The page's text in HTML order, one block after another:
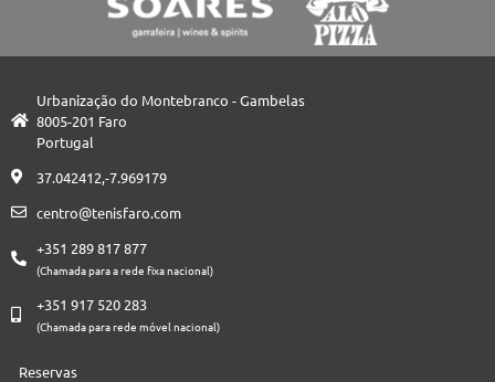
Urbanização do Montebranco - Gambelas
8005-201 Faro
Portugal
37.042412,-7.969179
centro@tenisfaro.com
+351 289 817 877
(Chamada para a rede fixa nacional)
+351 917 520 283
(Chamada para rede móvel nacional)
Reservas